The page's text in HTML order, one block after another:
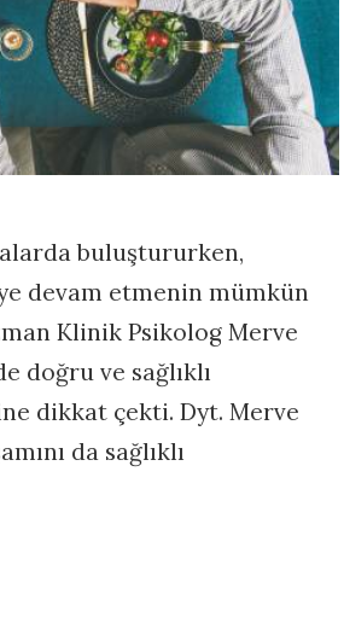
buluştururken,
devam etmenin mümkün
Klinik Psikolog Merve
doğru ve sağlıklı
dikkat çekti. Dyt. Merve
da sağlıklı